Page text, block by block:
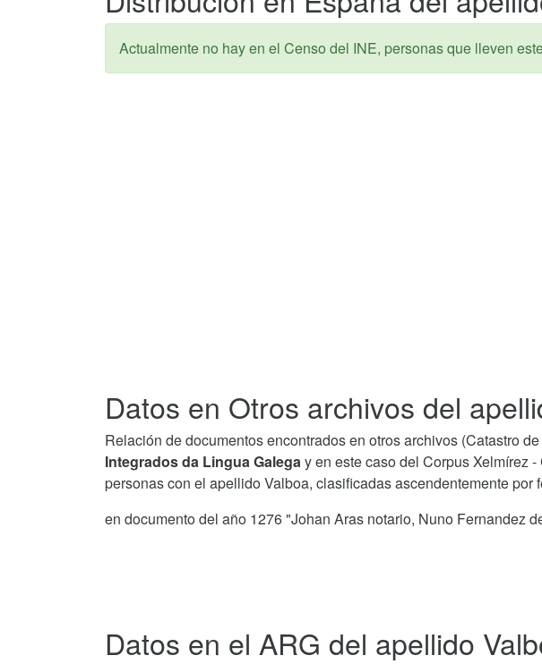
Actualmente no hay en el Censo del INE, personas que lleven
Datos en Otros archivos del
Relación de documentos encontrados en otros archivos (Catastro
Integrados da Lingua Galega y en este caso del Corpus Xelmírez
personas con el apellido Valboa, clasificadas ascendentemente por
en documento del año 1276 "Johan Aras notario, Nuno Fernandez
Datos en el ARG del apellido